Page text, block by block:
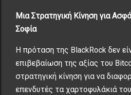
Μια Στρατηγική Κίνηση για
Σοφία
Η πρόταση της BlackRock δεν
επιβεβαίωση της αξίας του
στρατηγική κίνηση για να
επενδυτές τα χαρτοφυλάκιά